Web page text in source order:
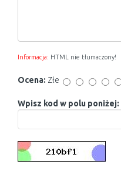
Informacja: HTML nie tłumaczony!
Ocena: Złe
Wpisz kod w polu poniżej: